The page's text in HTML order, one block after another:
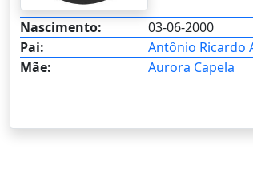
Nascimento:
03-06-2000
Pai:
Antônio Ricardo
Mãe:
Aurora Capela